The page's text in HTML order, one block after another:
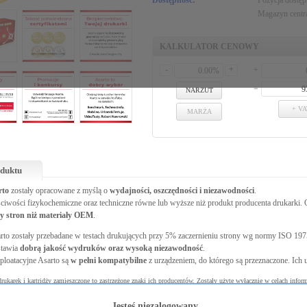
Magazyn
KALKULATOR CENOWY
- +
NARZUT
MARŻA
+
=
+
zostały opracowane z myślą o wydajności, oszczędności i niezawodności.
fizykochemiczne oraz techniczne równe lub wyższe niż produkt producenta
stron niż materiały OEM.
zostały przebadane w testach drukujących przy 5% zaczernieniu strony wg normy ISO
dobrą jakość wydruków oraz wysoką niezawodność.
Asarto są w pełni kompatybilne z urządzeniem, do którego są przeznaczone.
i kartridży zamieszczone to zastrzeżone znaki ich producentów. Zostały użyte wyłącznie w celach